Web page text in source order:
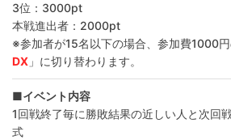
3位：3000pt
本戦進出者：2000pt
※参加者が15名以下の場合、参加費1000
DX 」に切り替わります。
■イベント内容
1回戦終了毎に勝敗結果の近しい人と次回
式